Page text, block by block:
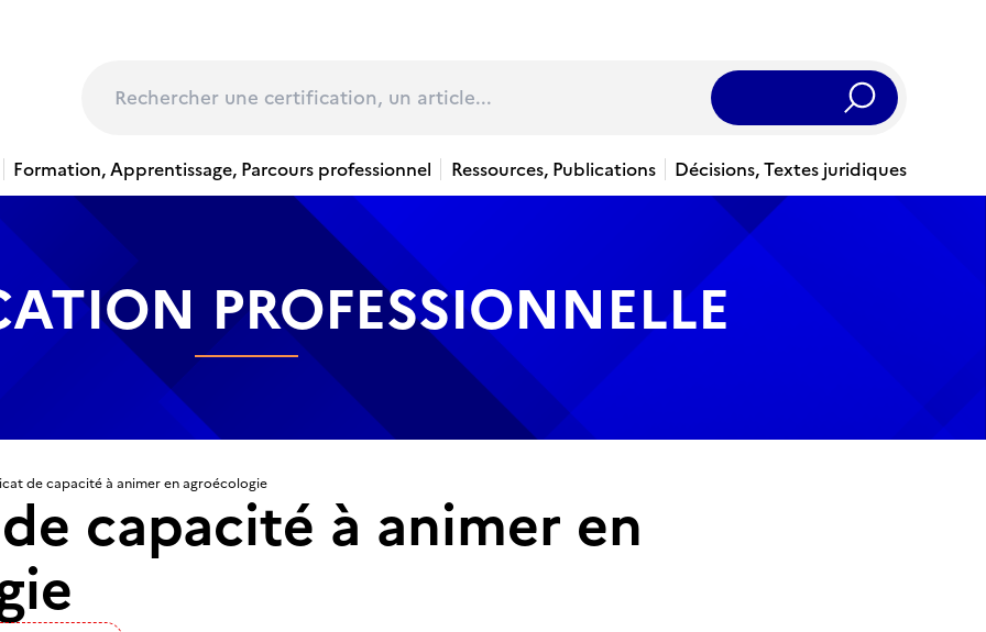
Rechercher
Formation, Apprentissage, Parcours professionnel Ressources, Publications Décisions, Textes juridiques
PROFESSIONNELLE
de capacité à animer en agroécologie
capacité à animer en